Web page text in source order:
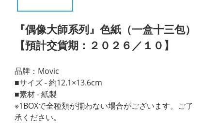
『偶像大師系列』色紙（一盒十三包）
【預計交貨期：２０２６／１０】
品牌：Movic
■サイズ - 約12.1×13.6cm
■素材 - 紙製
※1BOXで全種類が揃わない場合がございます。ご了
承ください。